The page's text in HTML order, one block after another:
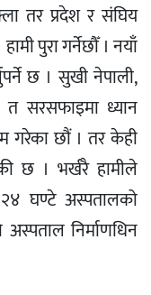
तर प्रदेश र संघिय
पुरा गर्नेछौँ । नयाँ
छ । सुखी नेपाली,
त सरसफाइमा ध्यान
गरेका छौं । तर केही
छ । भर्खरै हामीले
घण्टे अस्पतालको
निर्माणधिन